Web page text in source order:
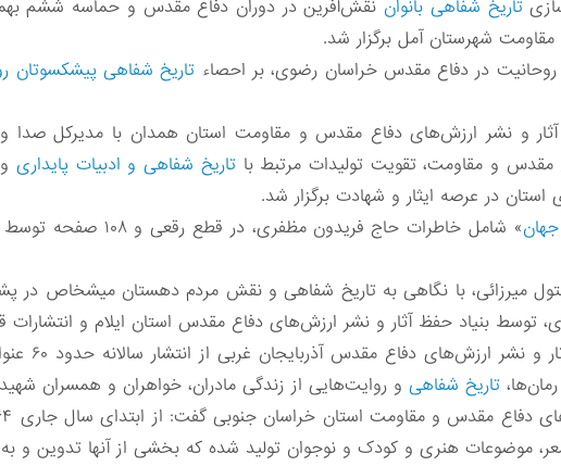
تاریخ شفاهی بانوان نقش‌آفرین در دوران دفاع مقدس و حماسه ششم
شهرستان آمل برگزار شد.
در دفاع مقدس خراسان رضوی، بر احصاء تاریخ شفاهی پیشکسوتان
و نشر ارزش‌های دفاع مقدس و مقاومت استان همدان با مدیرکل صدا و
و مقاومت، تقویت تولیدات مرتبط با تاریخ شفاهی و ادبیات پایداریو
در عرصه ایثار و شهادت برگزار شد.
» شامل خاطرات حاج فریدون
میرزائی، با نگاهی به تاریخ شفاهی و نقش مردم دهستان میشخاص در
◄ معاون
تاریخ شفاهی و روایت‌هایی از زندگی مادران، خواهران و همسران
و مقاومت استان خراسان جنوبی گفت: از ابتدای سال جاری ۶۴ عنوان کتاب در حوزه‌های
شعر، موضوعات هنری و کودک و نوجوان تولید شده که بخشی از آنها تدوین و